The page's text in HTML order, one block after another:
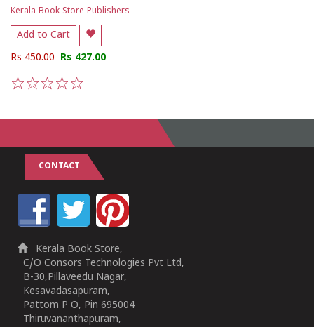
Kerala Book Store Publishers
Add to Cart
Rs 450.00 Rs 427.00
CONTACT
Kerala Book Store,
C/O Consors Technologies Pvt Ltd,
B-30,Pillaveedu Nagar,
Kesavadasapuram,
Pattom P O, Pin 695004
Thiruvananthapuram,